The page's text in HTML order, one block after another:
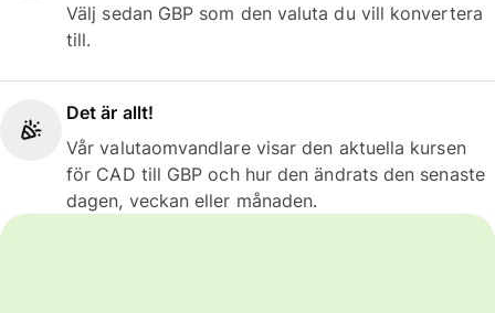
Välj sedan GBP som den valuta du vill konvertera
till.
Det är allt!
Vår valutaomvandlare visar den aktuella kursen
för CAD till GBP och hur den ändrats den senaste
dagen, veckan eller månaden.